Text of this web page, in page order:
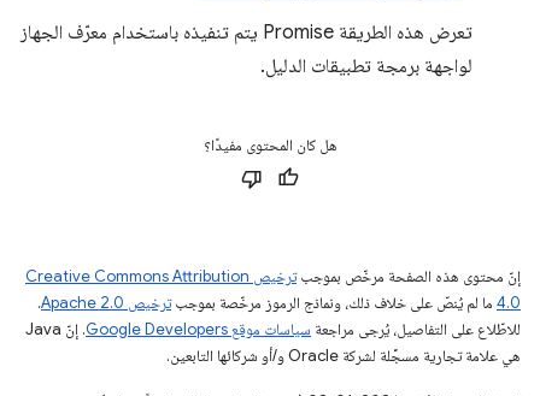
تعرض هذه الطريقة Promise يتم تنفيذه باستخدام معرّف الجهاز
لواجهة برمجة تطبيقات الدليل.
هل كان المحتوى مفيدًا؟
إنّ محتوى هذه الصفحة مرخّص بموجب
ترخيص Creative Commons Attribution
4.0‏ ما لم يُنصّ على خلاف ذلك، ونماذج الرموز مرخّصة بموجبترخيص Apache 2.0‏
.
للاطّلاع على التفاصيل، يُرجى مراجعة سياسات موقع Google Developers‏
. إنّ Java
هي علامة تجارية مسجَّلة لشركة Oracle و/أو شركائها التابعين.